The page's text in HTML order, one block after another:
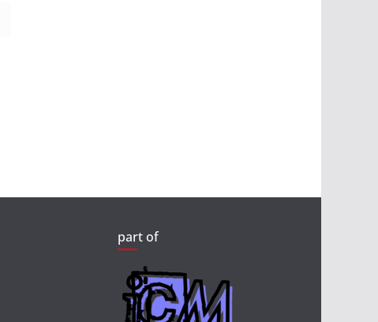
part of